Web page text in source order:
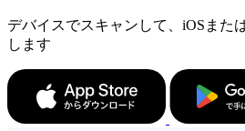
デバイスでスキャンして、iOSまた
します